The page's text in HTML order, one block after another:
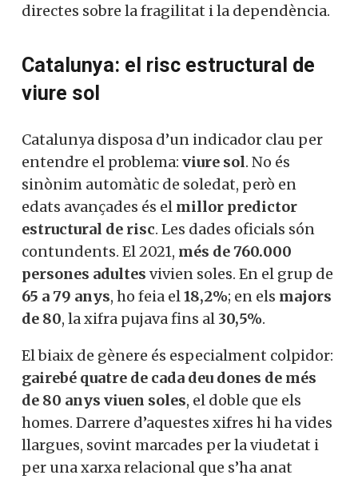
directes sobre la fragilitat i la dependència.
Catalunya: el risc estructural de
viure sol
Catalunya disposa d’un indicador clau per
entendre el problema: viure sol. No és
sinònim automàtic de soledat, però en
edats avançades és el millor predictor
estructural de risc. Les dades oficials són
contundents. El 2021, més de 760.000
persones adultes vivien soles. En el grup de
65 a 79 anys, ho feia el18,2%; en els majors
de 80, la xifra pujava fins al 30,5%.
El biaix de gènere és especialment colpidor:
gairebé quatre de cada deu dones de més
de 80 anys viuen soles, el doble que els
homes. Darrere d’aquestes xifres hi ha vides
llargues, sovint marcades per la viudetat i
per una xarxa relacional que s’ha anat